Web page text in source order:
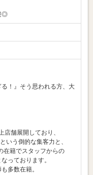
◎
る！』そう思われる方、大
舗展開しており、
いう倒的な集客力と、
在籍でスタッフからの
っております。
多数在籍。